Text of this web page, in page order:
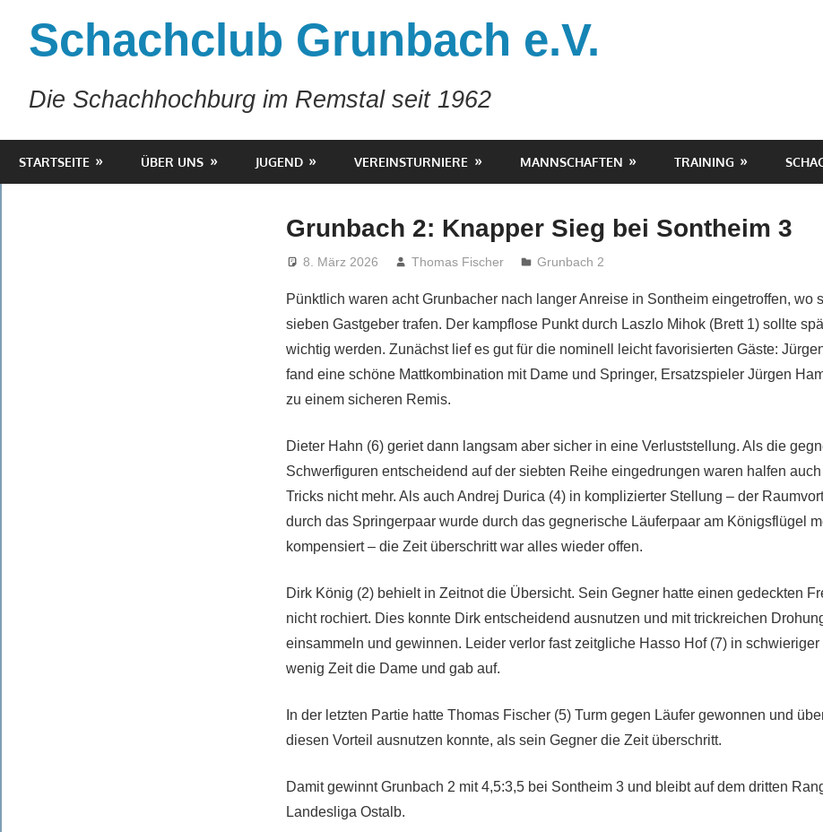
springenSchachclub Grunbach e.V.
Die Schachhochburg im Remstal seit 1962
STARTSEITE ÜBER UNS JUGEND VEREINSTURNIERE MANNSCHAFTEN TRAINING
Grunbach 2: Knapper Sieg bei Sontheim 3
8. März 2026 Thomas Fischer Grunbach 2
Pünktlich waren acht Grunbacher nach langer Anreise in Sontheim eingetroffen, wo
sieben Gastgeber trafen. Der kampflose Punkt durch Laszlo Mihok (Brett 1) sollte
wichtig werden. Zunächst lief es gut für die nominell leicht favorisierten Gäste:
fand eine schöne Mattkombination mit Dame und Springer, Ersatzspieler Jürgen
zu einem sicheren Remis.
Dieter Hahn (6) geriet dann langsam aber sicher in eine Verluststellung. Als die
Schwerfiguren entscheidend auf der siebten Reihe eingedrungen waren halfen
Tricks nicht mehr. Als auch Andrej Durica (4) in komplizierter Stellung – der
durch das Springerpaar wurde durch das gegnerische Läuferpaar am Königsflügel
kompensiert – die Zeit überschritt war alles wieder offen.
Dirk König (2) behielt in Zeitnot die Übersicht. Sein Gegner hatte einen gedeckten
nicht rochiert. Dies konnte Dirk entscheidend ausnutzen und mit trickreichen
einsammeln und gewinnen. Leider verlor fast zeitgliche Hasso Hof (7) in
wenig Zeit die Dame und gab auf.
In der letzten Partie hatte Thomas Fischer (5) Turm gegen Läufer gewonnen und
diesen Vorteil ausnutzen konnte, als sein Gegner die Zeit überschritt.
Damit gewinnt Grunbach 2 mit 4,5:3,5 bei Sontheim 3 und bleibt auf dem dritten
Landesliga Ostalb.